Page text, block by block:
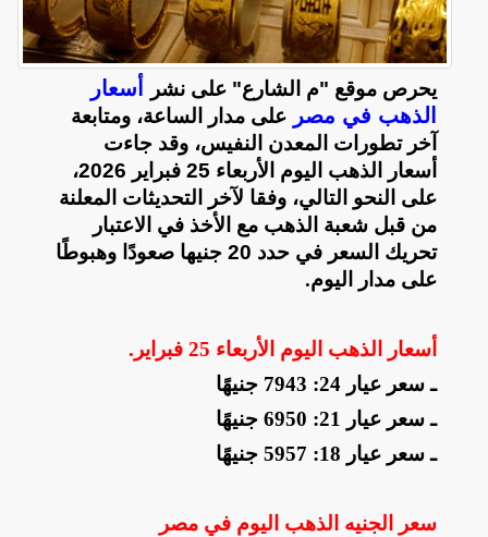
يحرص موقع "م الشارع" على نشر
أسعار
الذهب في مصرعلى مدار الساعة، ومتابعة
آخر تطورات المعدن النفيس، وقد جاءت
أسعار الذهب اليوم الأربعاء 25 فبراير 2026،
على النحو التالي، وفقا لآخر التحديثات المعلنة
من قبل شعبة الذهب مع الأخذ في الاعتبار
تحريك السعر في حدد 20 جنيها صعودًا وهبوطًا
على مدار اليوم.
أسعار الذهب اليوم الأربعاء 25 فبراير
.
ـ سعر عيار 24: 7943 جنيهًا
ـ سعر عيار 21: 6950 جنيهًا
ـ سعر عيار 18: 5957 جنيهًا
سعر الجنيه الذهب اليوم في مصر